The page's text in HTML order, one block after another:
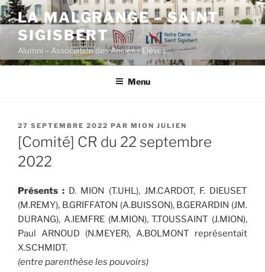
Aller
au
contenu
principal
LA MALGRANGE – SAINT
SIGISBERT
Alumni – Association des Anciens Elèves
Menu
PUBLIÉ
LE
27 SEPTEMBRE 2022 PAR MION JULIEN
[Comité] CR du 22 septembre
2022
Présents : D. MION (T.UHL), JM.CARDOT, F. DIEUSET
(M.REMY), B.GRIFFATON (A.BUISSON), B.GERARDIN (JM.
DURANG), A.IEMFRE (M.MION), T.TOUSSAINT (J.MION),
Paul ARNOUD (N.MEYER), A.BOLMONT représentait
X.SCHMIDT.
(entre parenthèse les pouvoirs)